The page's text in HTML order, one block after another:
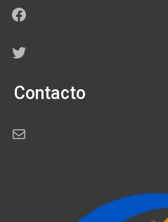
Facebook
Twitter
Contacto
Correo electrónico